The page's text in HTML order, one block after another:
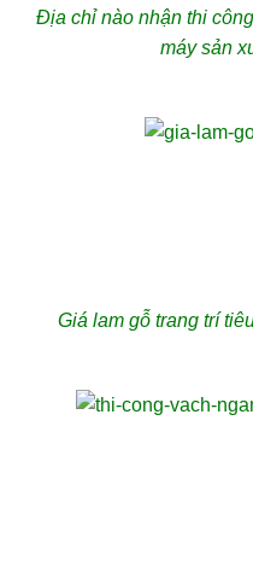
Địa chỉ nào nhận thi
máy sản
Giá lam gỗ trang trí